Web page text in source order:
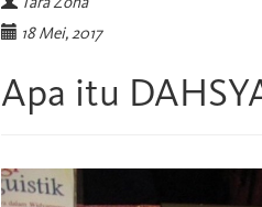
18 Mei, 2017
Apa itu